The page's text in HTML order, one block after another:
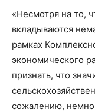
«Несмотря на то,
вкладываются
рамках
экономического
признать, что
сожалению,